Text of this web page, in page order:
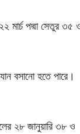
মার্চ পদ্মা সেতুর ৩৫
বসানো হতে পারে।
২৮ জানুয়ারি ৩৮ ও